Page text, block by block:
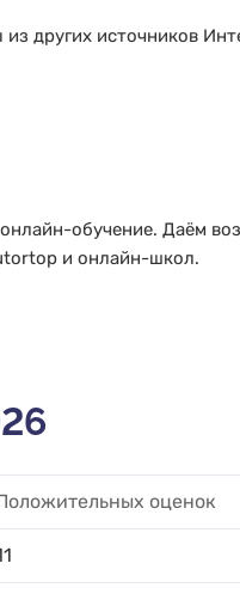
других источников
обучение. Даём
и онлайн-школ.
оценок